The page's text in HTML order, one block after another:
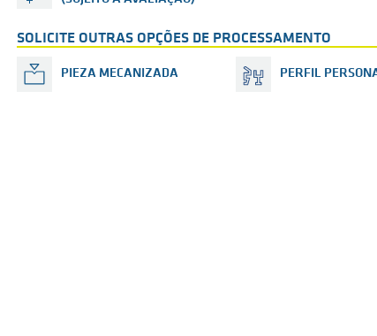
SOLICITE OUTRAS OPÇÕES DE PROCESSAMENTO
PIEZA MECANIZADA PERFIL